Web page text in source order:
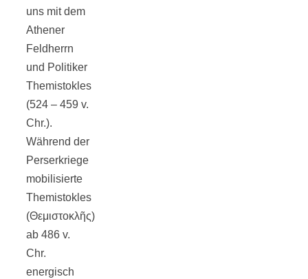
uns mit dem
Athener
Feldherrn
und Politiker
Themistokles
(524 – 459 v.
Chr.).
Während der
Perserkriege
mobilisierte
Themistokles
(Θεμιστοκλῆς)
ab 486 v.
Chr.
energisch